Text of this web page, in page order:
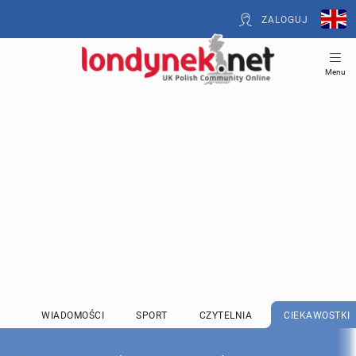
ZALOGUJ
Menu
WIADOMOŚCI SPORT CZYTELNIA CIEKAWOSTKI